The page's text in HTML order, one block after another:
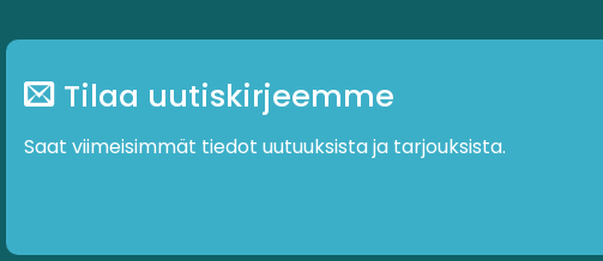
Tilaa uutiskirjeemme
Saat viimeisimmät tiedot uutuuksista ja tarjouksista.